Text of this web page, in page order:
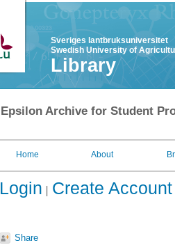
Sveriges lantbruksuniversitet
Swedish University of
Library
Epsilon Archive for Student
Home About
Login Create Account
Share